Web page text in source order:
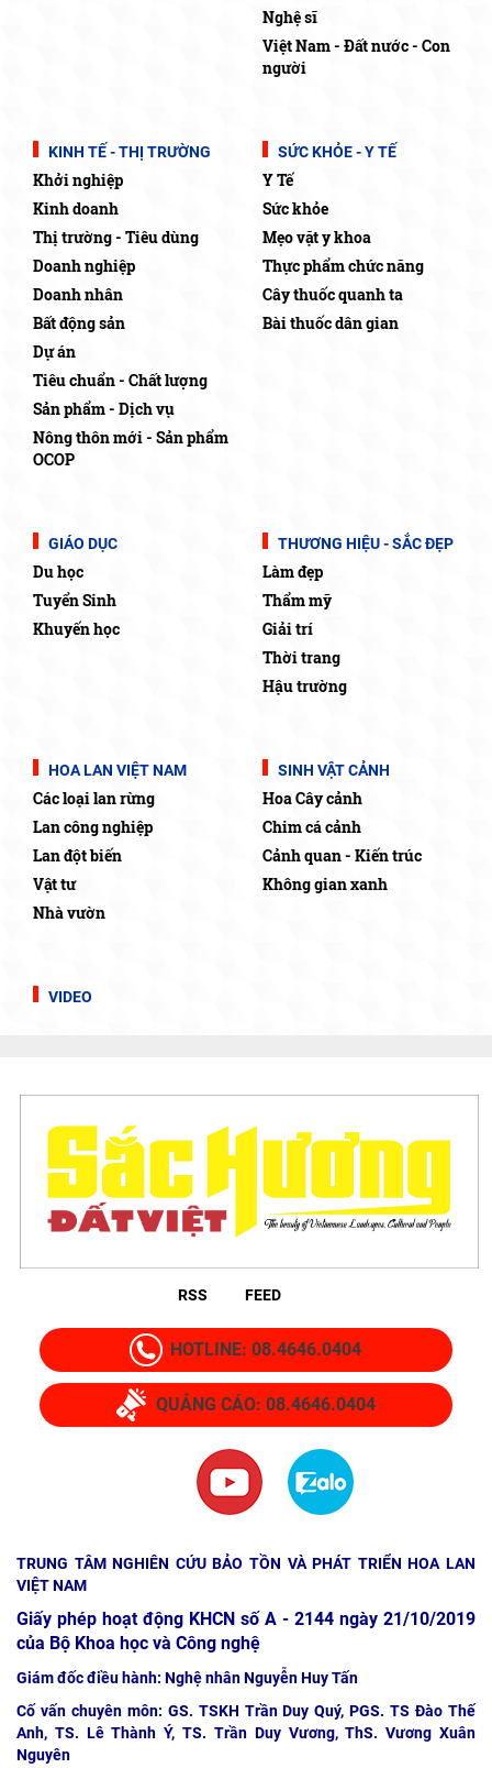
Nghệ sĩ
Việt Nam - Đất nước - Con
người
KINH TẾ - THỊ TRƯỜNG
Khởi nghiệp
Kinh doanh
Thị trường - Tiêu dùng
Doanh nghiệp
Doanh nhân
Bất động sản
Dự án
Tiêu chuẩn - Chất lượng
Sản phẩm - Dịch vụ
Nông thôn mới - Sản phẩm
OCOP
SỨC KHỎE - Y TẾ
Y Tế
Sức khỏe
Mẹo vặt y khoa
Thực phẩm chức năng
Cây thuốc quanh ta
Bài thuốc dân gian
GIÁO DỤC
Du học
Tuyển Sinh
Khuyến học
THƯƠNG HIỆU - SẮC ĐẸP
Làm đẹp
Thẩm mỹ
Giải trí
Thời trang
Hậu trường
HOA LAN VIỆT NAM
Các loại lan rừng
Lan công nghiệp
Lan đột biến
Vật tư
Nhà vườn
SINH VẬT CẢNH
Hoa Cây cảnh
Chim cá cảnh
Cảnh quan - Kiến trúc
Không gian xanh
VIDEO
RSS FEED
HOTLINE: 08.4646.0404
QUẢNG CÁO: 08.4646.0404
TRUNG TÂM NGHIÊN CỨU BẢO TỒN VÀ PHÁT TRIỂN HOA LAN
VIỆT NAM
Giấy phép hoạt động KHCN số A - 2144 ngày 21/10/2019
của Bộ Khoa học và Công nghệ
Giám đốc điều hành: Nghệ nhân Nguyễn Huy Tấn
Cố vấn chuyên môn: GS. TSKH Trần Duy Quý, PGS. TS Đào Thế
Anh, TS. Lê Thành Ý, TS. Trần Duy Vương, ThS. Vương Xuân
Nguyên